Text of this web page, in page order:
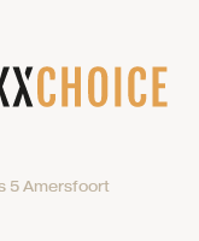
5 Amersfoort